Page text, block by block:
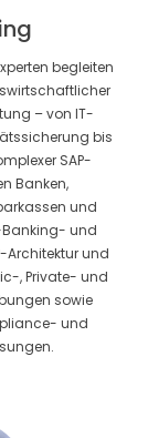
begleiten
– von IT-
bis
SAP-
Banken,
und
Banking- und
Architektur und
, Private- und
sowie
und